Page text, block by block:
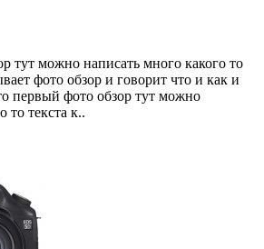
тут можно написать много какого то
фото обзор и говорит что и как и
первый фото обзор тут можно
то текста к..